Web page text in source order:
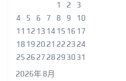
2026年 8月
1
2
3
4
5 6 7 8 9
10
11 12 13 14 15 16 17
18 19 20 21 22 23 24
25 26 27 28 29 30 31